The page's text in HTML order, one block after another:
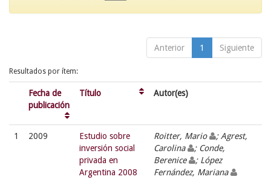
Anterior 1 Siguiente
Resultados por ítem:
Fecha de
publicación
Título Autor(es)
1 2009
Estudio sobre
inversión social
privada en
Argentina 2008
Roitter, Mario
; Agrest,
Carolina
; Conde,
Berenice
; López
Fernández, Mariana